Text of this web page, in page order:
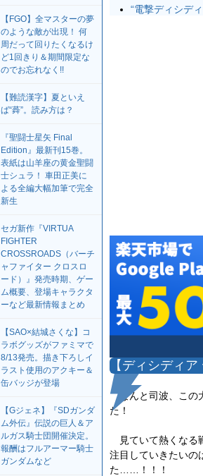
“電撃ディシデ
【ディシディア
なんと司波、この
た！
見ていて熱くなる
注目していきたい
た……！！！
【FGO】全マスターの夢
のような敵が出現！ 何
周だって回りたくなるけ
ど1回きり＆期間限定な
のでお忘れなく!!
【難読漢字】夏といえ
ば“蕣”。読み方は？
『聖闘士星矢 Final
Edition』最新刊15巻。
表紙は山羊座の黄金聖闘
士シュラ！ 車田正美に
よる全編大幅加筆で完全
新生
セガ新作『VIRTUA
FIGHTER
CROSSROADS（バーチ
ャファイター クロスロ
ード）』発売時期、ゲー
ム概要、登場キャラクタ
ーなど最新情報まとめ
【SAO×結城さくな】コ
ラボグッズがファミマで
8/13発売。描き下ろしイ
ラスト使用のアクキー＆
缶バッジが登場
【Gジェネ】『SDガンダ
ム外伝』伝説の巨人＆ア
ルガス騎士団開催決定。
報酬はフルアーマー騎士
ガンダムなど